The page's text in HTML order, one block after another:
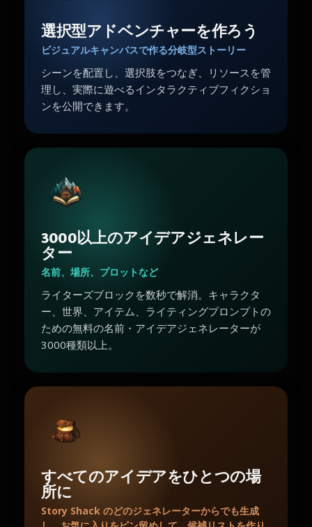
選択型アドベンチャーを作ろう
ビジュアルキャンバスで作る分岐型ストーリー
シーンを配置し、選択肢をつなぎ、リソースを管
理し、実際に遊べるインタラクティブフィクショ
ンを公開できます。
3000以上のアイデアジェネレー
ター
名前、場所、プロットなど
ライターズブロックを数秒で解消。キャラクタ
ー、世界、アイテム、ライティングプロンプトの
ための無料の名前・アイデアジェネレーターが
3000種類以上。
すべてのアイデアをひとつの場
所に
Story Shack のどのジェネレーターからでも生成